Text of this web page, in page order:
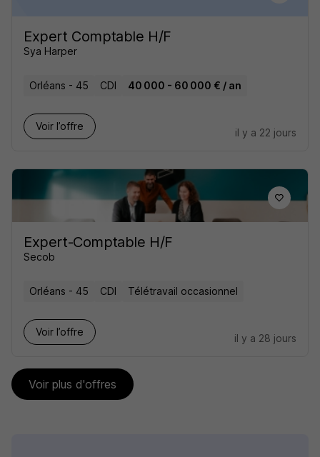
Expert Comptable H/F
Sya Harper
Orléans - 45 CDI 40 000 - 60 000 € / an
Voir l’offre
il y a 22 jours
Expert-Comptable H/F
Secob
Orléans - 45 CDI Télétravail occasionnel
Voir l’offre
il y a 28 jours
Voir plus d'offres